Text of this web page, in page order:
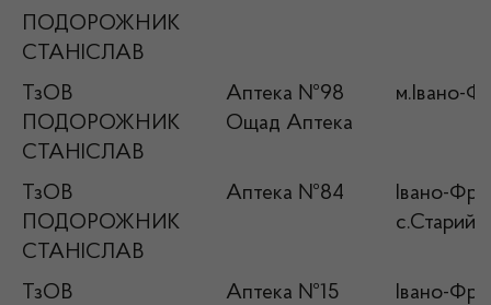
ПОДОРОЖНИК
СТАНІСЛАВ
ТзОВ
ПОДОРОЖНИК
СТАНІСЛАВ
Аптека №98
Ощад Аптека
м.Івано-
ТзОВ
ПОДОРОЖНИК
СТАНІСЛАВ
Аптека №84
Івано-
с.Старий
ТзОВ
Аптека №15
Івано-